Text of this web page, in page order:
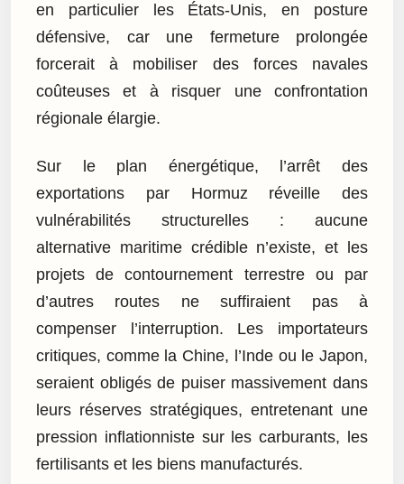
en particulier les États-Unis, en posture
défensive, car une fermeture prolongée
forcerait à mobiliser des forces navales
coûteuses et à risquer une confrontation
régionale élargie.
Sur le plan énergétique, l’arrêt des
exportations par Hormuz réveille des
vulnérabilités structurelles : aucune
alternative maritime crédible n’existe, et les
projets de contournement terrestre ou par
d’autres routes ne suffiraient pas à
compenser l’interruption. Les importateurs
critiques, comme la Chine, l’Inde ou le Japon,
seraient obligés de puiser massivement dans
leurs réserves stratégiques, entretenant une
pression inflationniste sur les carburants, les
fertilisants et les biens manufacturés.